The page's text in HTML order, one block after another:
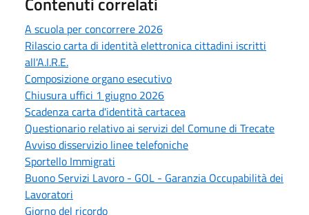
A scuola per concorrere 2026
Rilascio carta di identità elettronica cittadini iscritti
all'A.I.R.E.
Composizione organo esecutivo
Chiusura uffici 1 giugno 2026
Scadenza carta d'identità cartacea
Questionario relativo ai servizi del Comune di Trecate
Avviso disservizio linee telefoniche
Sportello Immigrati
Buono Servizi Lavoro - GOL - Garanzia Occupabilità dei
Lavoratori
Giorno del ricordo